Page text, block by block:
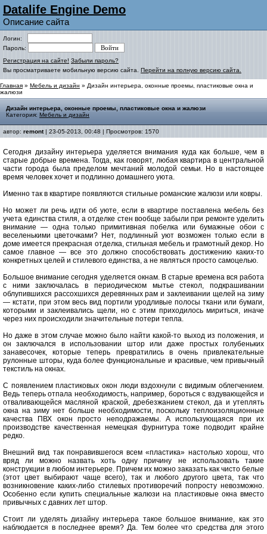
Datalife Engine Demo
Описание сайта
Логин:
Пароль:
Регистрация на сайте! Забыли пароль?
Вы просматриваете мобильную версию сайта. Перейти на полную версию сайта.
Главная » Мебель и дизайн » Дизайн интерьера, оконные проемы, пластиковые окна и
жалюзи
Дизайн интерьера, оконные проемы, пластиковые окна и жалюзи
Категория: Мебель и дизайн
автор: remont| 23-05-2013, 00:48 | Просмотров: 1570
Сегодня дизайну интерьера уделяется внимания куда как больше, чем в
старые добрые времена. Тогда, как говорят, любая квартира в центральной
части города была пределом мечтаний молодой семьи. Но в настоящее
время человек хочет и подлинно домашнего уюта.
Именно так в квартире появляются стильные романские жалюзи или ковры.
Но может ли речь идти об уюте, если в квартире поставлена мебель без
учета единства стиля, а отделке стен вообще забыли при ремонте уделить
внимание — одна только примитивная побелка или бумажные обои с
веселенькими цветочками? Нет, подлинный уют возможен только если в
доме имеется прекрасная отделка, стильная мебель и грамотный декор. Но
самое главное — все это должно способствовать достижению каких-то
конкретных целей и стилевого единства, а не являться просто самоцелью.
Большое внимание сегодня уделяется окнам. В старые времена вся работа
с ними заключалась в периодическом мытье стекол, подкрашивании
облупившихся рассохшихся деревянных рам и заклеивании щелей на зиму
— кстати, при этом весь вид портили уродливые полосы ткани или бумаги,
которыми и заклеивались щели, но с этим приходилось мириться, иначе
через них происходили значительные потери тепла.
Но даже в этом случае можно было найти какой-то выход из положения, и
он заключался в использовании штор или даже простых голубеньких
занавесочек, которые теперь превратились в очень привлекательные
рулонные шторы, куда более функциональные и красивые, чем привычный
текстиль на окнах.
С появлением пластиковых окон люди вздохнули с видимым облегчением.
Ведь теперь отпала необходимость, например, бороться с вздувающейся и
отваливающейся масляной краской, дребезжанием стекол, да и утеплять
окна на зиму нет больше необходимости, поскольку теплоизоляционные
качества ПВХ окон просто неподражаемы. А использующаяся при их
производстве качественная немецкая фурнитура тоже подводит крайне
редко.
Внешний вид так понравившегося всем «пластика» настолько хорош, что
вряд ли можно назвать хоть одну причину не использовать такие
конструкции в любом интерьере. Причем их можно заказать как чисто белые
(этот цвет выбирают чаще всего), так и любого другого цвета, так что
возникновение каких-либо стилевых противоречий попросту невозможно.
Особенно если купить специальные жалюзи на пластиковые окна вместо
привычных с давних лет штор.
Стоит ли уделять дизайну интерьера такое большое внимание, как это
наблюдается в последнее время? Да. Тем более что средства для этого